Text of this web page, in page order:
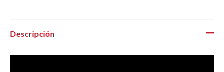
Descripción